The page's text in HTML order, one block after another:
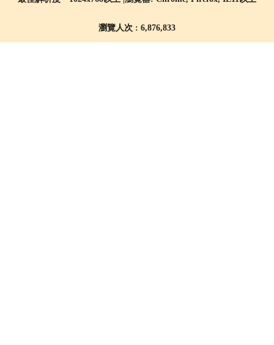
瀏覽人次 : 6,876,833